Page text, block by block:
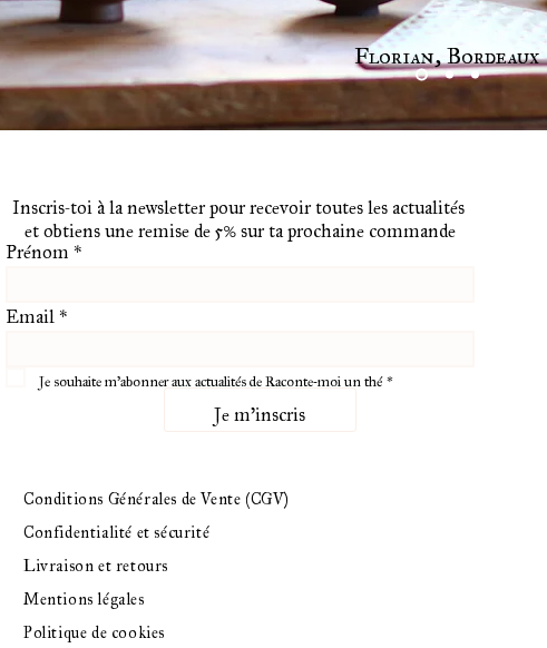
Florian, Bordeaux
Inscris-toi à la newsletter pour recevoir toutes les actualités
et obtiens une remise de 5% sur ta prochaine commande
Prénom *
Email *
Je souhaite m'abonner aux actualités de Raconte-moi un thé *
Je m'inscris
Conditions Générales de Vente (CGV)
Confidentialité et sécurité
Livraison et retours
Mentions légales
Politique de cookies